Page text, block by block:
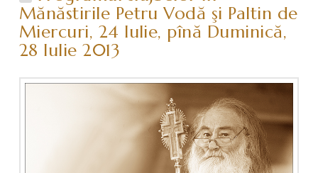
Mănăstirile Petru Vodă şi Paltin de
Miercuri, 24 Iulie, pînă Duminică,
28 Iulie 2013